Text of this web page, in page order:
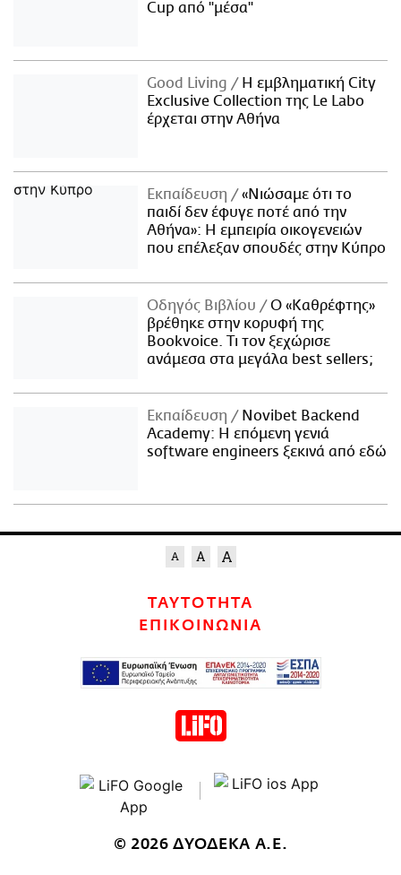
Cup από "μέσα"
Good Living
Η εμβληματική City
Exclusive Collection της Le Labo
έρχεται στην Αθήνα
Εκπαίδευση
«Νιώσαμε ότι το
παιδί δεν έφυγε ποτέ από την
Αθήνα»: Η εμπειρία οικογενειών
που επέλεξαν σπουδές στην Κύπρο
Οδηγός Βιβλίου
Ο «Καθρέφτης»
βρέθηκε στην κορυφή της
Bookvoice. Τι τον ξεχώρισε
ανάμεσα στα μεγάλα best sellers;
Εκπαίδευση
Novibet Backend
Academy: Η επόμενη γενιά
software engineers ξεκινά από εδώ
ΤΑΥΤΟΤΗΤΑ
ΕΠΙΚΟΙΝΩΝΙΑ
© 2026 ΔΥΟΔΕΚΑ Α.Ε.